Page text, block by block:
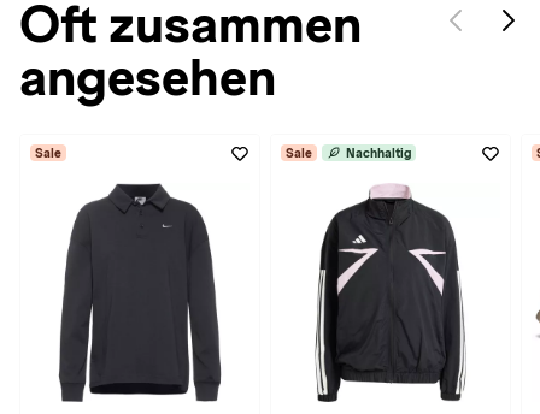
Oft zusammen
angesehen
Sale Sale Nachhaltig